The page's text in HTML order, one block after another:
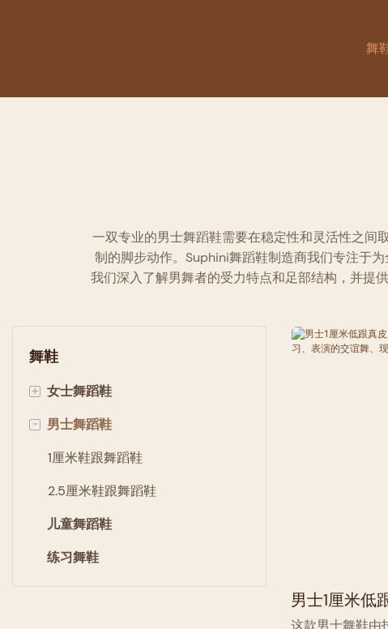
舞
一双专业的男士舞蹈鞋需要在稳定性和灵活性之
制的脚步动作。 Suphini舞蹈鞋制造商我们专注于
我们深入了解男舞者的受力特点和足部结构，并提
舞鞋
+ 女士舞蹈鞋
拉丁舞鞋
水晶舞鞋
高跟舞靴
探戈舞鞋
标准舞鞋
-
男士舞蹈鞋
1厘米鞋跟舞蹈鞋
2.5厘米鞋跟舞蹈鞋
儿童舞蹈鞋
练习舞鞋
男士1厘米低
准标准，适
这款男士舞鞋由